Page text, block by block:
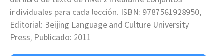
individuales para cada lección. ISBN: 9787561928950,
Editorial: Beijing Language and Culture University
Press, Publicado: 2011